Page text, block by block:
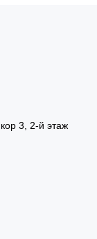
жизни. Они
тренировок
этих
3, 2-й этаж